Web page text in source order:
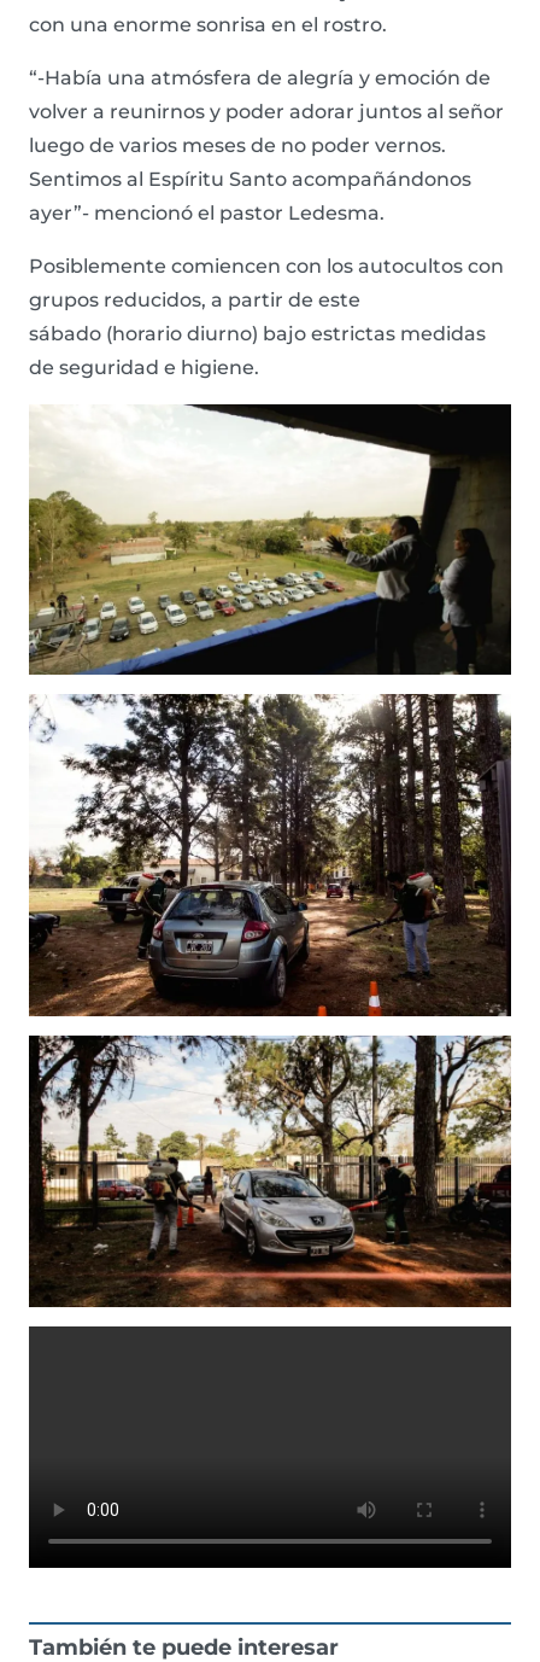
con una enorme sonrisa en el rostro.
“-Había una atmósfera de alegría y emoción de
volver a reunirnos y poder adorar juntos al señor
luego de varios meses de no poder vernos.
Sentimos al Espíritu Santo acompañándonos
ayer”- mencionó el pastor Ledesma.
Posiblemente comiencen con los autocultos con
grupos reducidos, a partir de este
sábado (horario diurno) bajo estrictas medidas
de seguridad e higiene.
También te puede interesar